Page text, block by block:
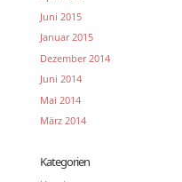
Juni 2015
Januar 2015
Dezember 2014
Juni 2014
Mai 2014
März 2014
Kategorien